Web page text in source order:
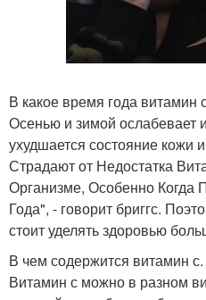
В какое время года витамин
Осенью и зимой ослабевает
ухудшается состояние кожи
Страдают от Недостатка
Организме, Особенно Когда
Года", - говорит бриггс.
стоит уделять здоровью
В чем содержится витамин с.
Витамин с можно в разном